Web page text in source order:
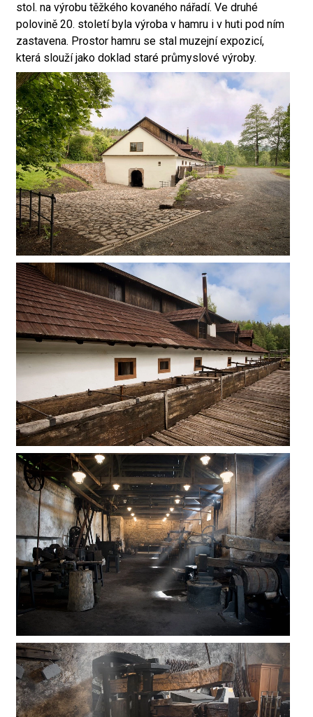
stol. na výrobu těžkého kovaného nářadí. Ve druhé
polovině 20. století byla výroba v hamru i v huti pod ním
zastavena. Prostor hamru se stal muzejní expozicí,
která slouží jako doklad staré průmyslové výroby.